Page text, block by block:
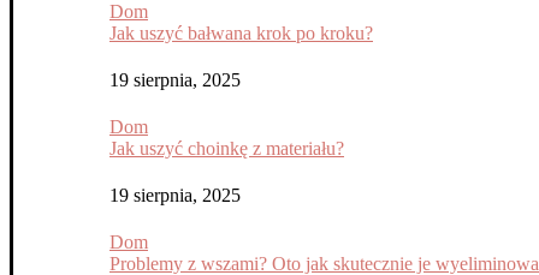
Dom
Jak uszyć bałwana krok po kroku?
19 sierpnia, 2025
Dom
Jak uszyć choinkę z materiału?
19 sierpnia, 2025
Dom
Problemy z wszami? Oto jak skutecznie je